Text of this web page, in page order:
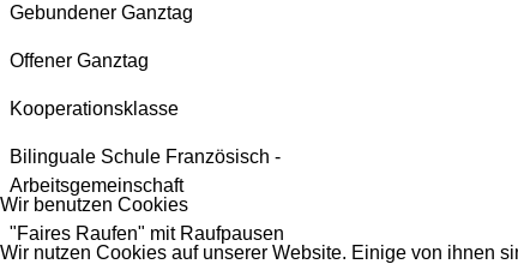
Gebundener Ganztag
Offener Ganztag
Kooperationsklasse
Bilinguale Schule Französisch -
Arbeitsgemeinschaft
"Faires Raufen" mit Raufpausen
Wir benutzen Cookies
Wir nutzen Cookies auf unserer Website. Einige von ihnen